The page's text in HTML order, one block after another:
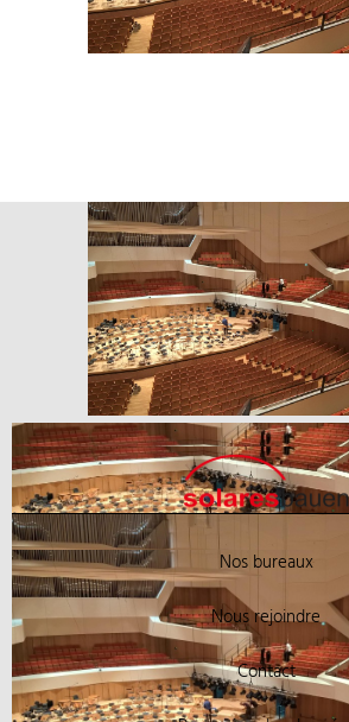
Nos bureaux
Nous rejoindre
Contact